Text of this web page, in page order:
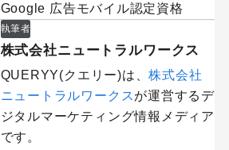
Google 広告モバイル認定資格
執筆者
株式会社ニュートラルワークス
QUERYY(クエリー)は、株式会社
ニュートラルワークスが運営するデ
ジタルマーケティング情報メディア
です。